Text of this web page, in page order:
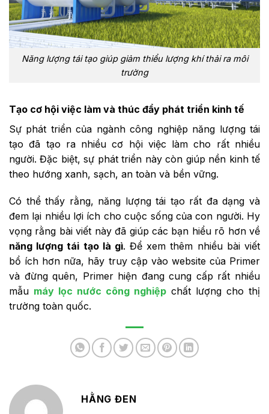
Năng lượng tái tạo giúp giảm thiểu lượng khí thải ra môi
trường
Tạo cơ hội việc làm và thúc đẩy phát triển kinh tế
Sự phát triển của ngành công nghiệp năng lượng tái
tạo đã tạo ra nhiều cơ hội việc làm cho rất nhiều
người. Đặc biệt, sự phát triển này còn giúp nền kinh tế
theo hướng xanh, sạch, an toàn và bền vững.
Có thể thấy rằng, năng lượng tái tạo rất đa dạng và
đem lại nhiều lợi ích cho cuộc sống của con người. Hy
vọng rằng bài viết này đã giúp các bạn hiểu rõ hơn về
năng lượng tái tạo là gì. Để xem thêm nhiều bài viết
bổ ích hơn nữa, hãy truy cập vào website của Primer
và đừng quên, Primer hiện đang cung cấp rất nhiều
mẫu máy lọc nước công nghiệp chất lượng cho thị
trường toàn quốc.
HẰNG ĐEN